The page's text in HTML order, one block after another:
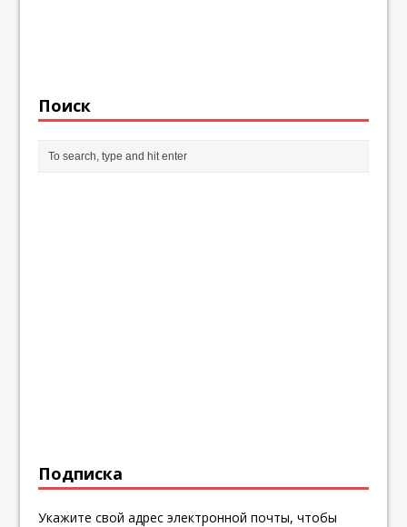
Поиск
Подписка
Укажите свой адрес электронной почты, чтобы